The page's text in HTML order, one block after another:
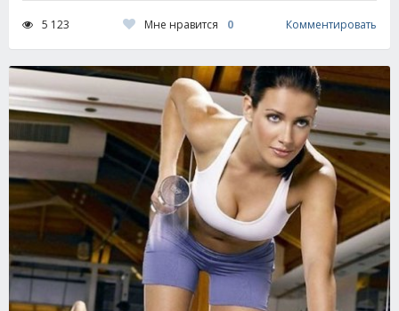
5 123 Мне нравится 0 Комментировать